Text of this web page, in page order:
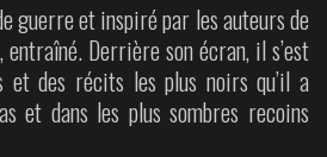
guerre et inspiré par les auteurs de
Derrière son écran, il s’est
et des récits les plus noirs qu’il a
et dans les plus sombres recoins